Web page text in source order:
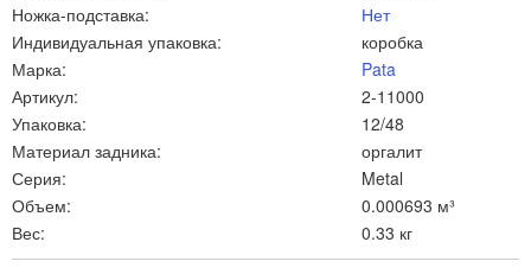
Ножка-подставка:
Нет
Индивидуальная упаковка:
коробка
Марка:
Pata
Артикул:
2-11000
Упаковка:
12/48
Материал задника:
оргалит
Серия:
Metal
Объем:
0.000693 м³
Вес:
0.33 кг